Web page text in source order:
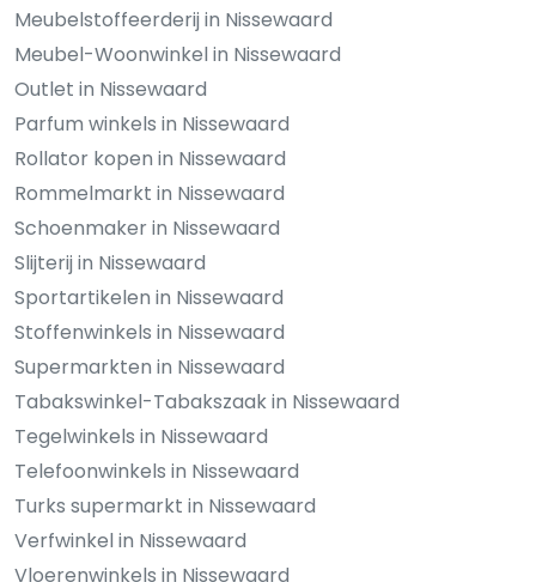
Meubelstoffeerderij in Nissewaard
Meubel-Woonwinkel in Nissewaard
Outlet in Nissewaard
Parfum winkels in Nissewaard
Rollator kopen in Nissewaard
Rommelmarkt in Nissewaard
Schoenmaker in Nissewaard
Slijterij in Nissewaard
Sportartikelen in Nissewaard
Stoffenwinkels in Nissewaard
Supermarkten in Nissewaard
Tabakswinkel-Tabakszaak in Nissewaard
Tegelwinkels in Nissewaard
Telefoonwinkels in Nissewaard
Turks supermarkt in Nissewaard
Verfwinkel in Nissewaard
Vloerenwinkels in Nissewaard